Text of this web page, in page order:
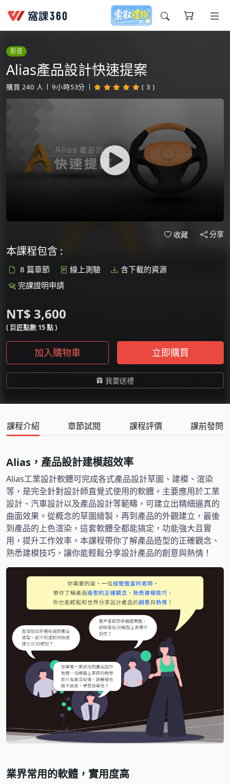
今天想要學什麼?
窩課推薦給您
影音
Alias產品設計快速提案
購買 240 人 9小時53分 ( 3 )
收藏 分享
本課程包含 :
8 篇章節 線上測驗
含下載的資源
完課證明申請
NT$ 3,600
( 巨匠點數 15 點 )
加入購物車 立即購買
我要送禮
課程介紹 章節試閱 課程評價 課前發問
Alias，產品設計建模超效率
Alias工業設計軟體可完成各式產品設計草圖、建模、渲染
等，是完全針對設計師直覺式使用的軟體。主要應用於工業
設計、汽車設計以及產品設計等範疇，可建立出精細逼真的
曲面效果。從概念的草圖繪製，再到產品的外觀建立，最後
到產品的上色渲染，這套軟體全都能搞定，功能強大且實
用，提升工作效率。本課程帶你了解產品造型的正確觀念、
熟悉建模技巧，讓你能輕鬆分享設計產品的創意與熱情！
業界常用的軟體，實用度高